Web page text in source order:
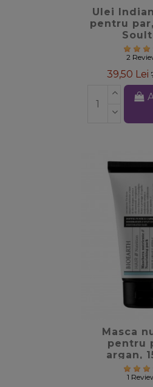
Ulei
pentru
2
39,50 Lei
Masca
pentru
argan,
1